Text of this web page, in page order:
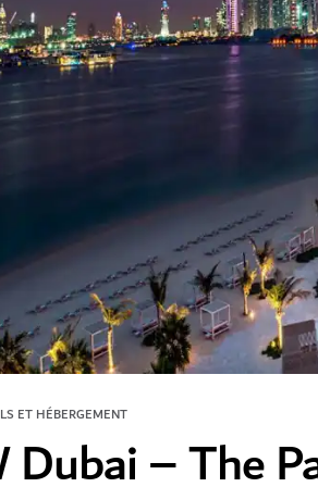
ET HÉBERGEMENT
Dubai – The